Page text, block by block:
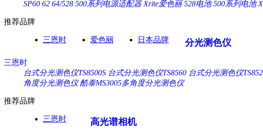
SP60 62 64/528 500系列电源适配器 Xrite爱色丽 528电池 500系列电池
推荐品牌
三恩时 爱色丽 日本品牌 分光测色仪
三恩时
台式分光测色仪TS8500S 台式分光测色仪TS8560 台式分光测色仪
角度分光测色仪 酷泰MS3005多角度分光测色仪
推荐品牌
三恩时 高光谱相机